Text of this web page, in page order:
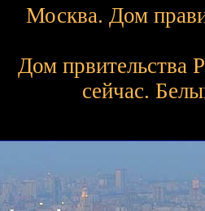
Москва. Дом
Дом првительства
сейчас.